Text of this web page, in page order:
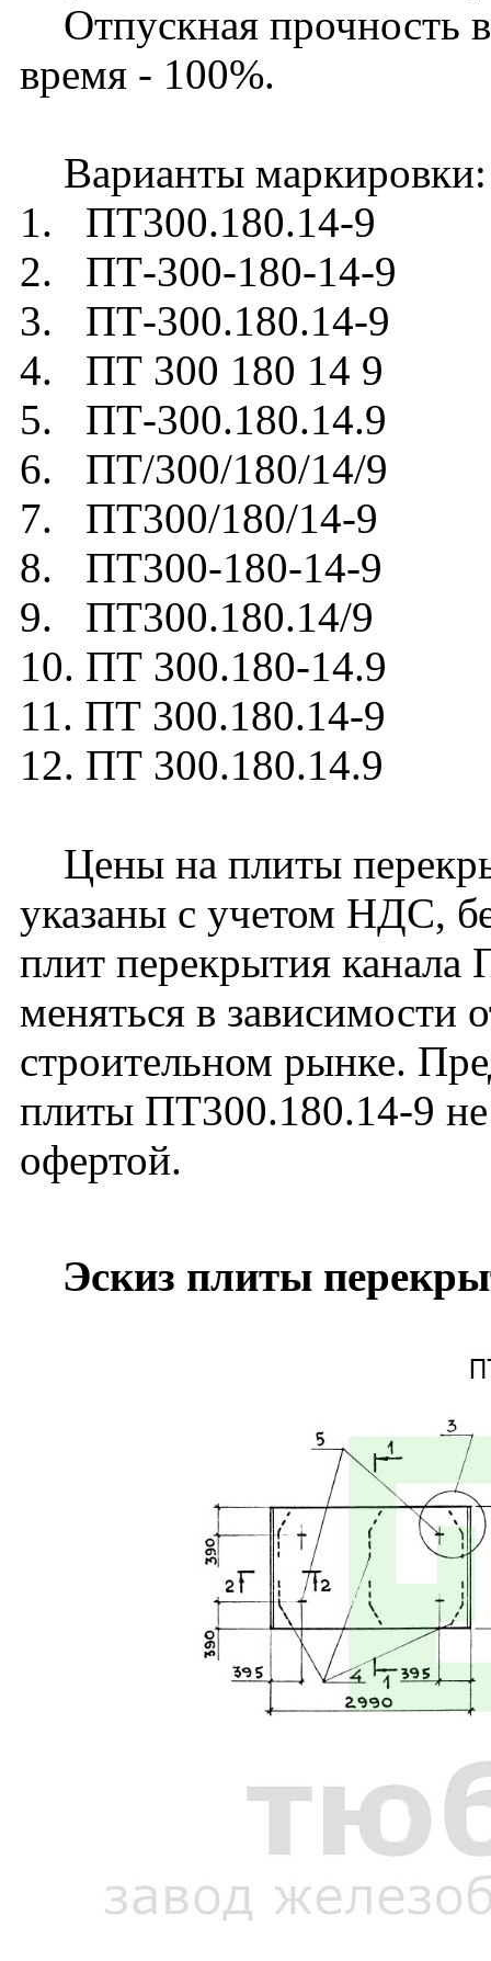
Отпускная прочность
время - 100%.
Варианты маркировки:
1. ПТ300.180.14-9
2. ПТ-300-180-14-9
3. ПТ-300.180.14-9
4. ПТ 300 180 14 9
5. ПТ-300.180.14.9
6. ПТ/300/180/14/9
7. ПТ300/180/14-9
8. ПТ300-180-14-9
9. ПТ300.180.14/9
10. ПТ 300.180-14.9
11. ПТ 300.180.14-9
12. ПТ 300.180.14.9
Цены на плиты
указаны с учетом НДС,
плит перекрытия
меняться в зависимости
строительном рынке.
плиты ПТ300.180.14-9
офертой.
Эскиз плиты